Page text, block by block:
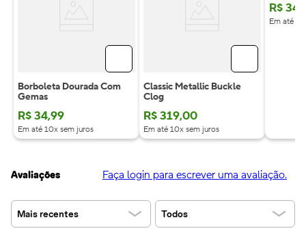
Borboleta Dourada Com
Gemas
R$34,99
Em até 10x sem juros
Classic Metallic Buckle
Clog
R$319,00
Em até 10x sem juros
R$34
Em até
Avaliações Faça login para escrever uma avaliação.
Mais recentes Todos